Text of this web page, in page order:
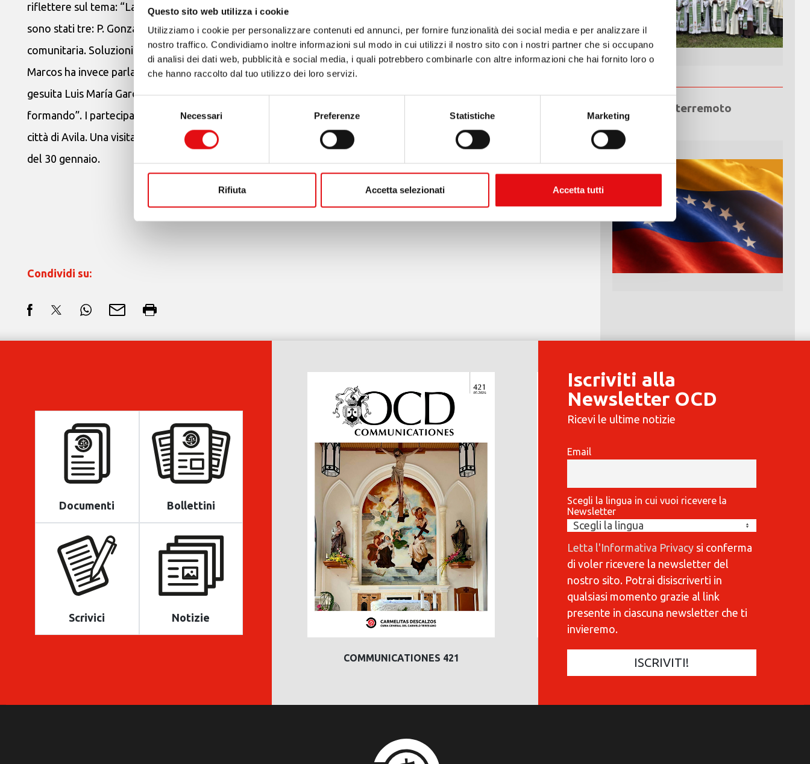
Questo sito web utilizza i cookie
Utilizziamo i cookie per personalizzare contenuti ed annunci, per fornire funzionalità dei social media e per analizzare il
nostro traffico. Condividiamo inoltre informazioni sul modo in cui utilizzi il nostro sito con i nostri partner che si occupano
di analisi dei dati web, pubblicità e social media, i quali potrebbero combinarle con altre informazioni che hai fornito loro o
che hanno raccolto dal tuo utilizzo dei loro servizi.
del
Necessari Preferenze Statistiche Marketing
Rifiuta Accetta selezionati Accetta tutti
riflettere sul tema: “La comunità: luogo di incontro e di comunione”. I conferenzieri intervenuti in queste giornate
sono stati tre: P. Gonzalo Fernández, Vicario generale dei missionari Claretiani, ha trattato il tema: “Le sfide della vita
comunitaria. Soluzioni a partire dalla cultura e della psicologia dei giovani di oggi”; il carmelitano Juan Antonio
Marcos ha invece parlato dell’“Educare alla libertà nel cammino spirituale secondo i Santi del Carmelo”; infine il
gesuita Luis María García Domínguez ha sviluppato il tema: “Come accompagnare: tecniche di dialogo tra formatore e
formando”. I partecipanti all’incontro hanno dedicato i pomeriggi del 29 e del 31 gennaio all’itinerario teresiano nella
città di Avila. Una visita a Duruelo, luogo della prima fondazione teresiana maschile, ha avuto luogo nella mattinata
del 30 gennaio.
Condividi su:
Emergenza terremoto
Venezuela
Documenti Bollettini
Scrivici Notizie
COMMUNICATIONES 421 COMMUNICATIONES 420
Iscriviti alla
Newsletter OCD
Ricevi le ultime notizie
Email
Scegli la lingua in cui vuoi ricevere la
Newsletter
Letta l'Informativa Privacysi conferma
di voler ricevere la newsletter del
nostro sito. Potrai disiscriverti in
qualsiasi momento grazie al link
presente in ciascuna newsletter che ti
invieremo.